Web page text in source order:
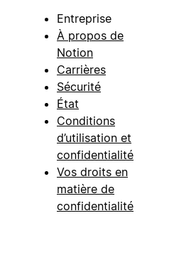
Entreprise
À propos de
Notion
Carrières
Sécurité
État
Conditions
d’utilisation et
confidentialité
Vos droits en
matière de
confidentialité